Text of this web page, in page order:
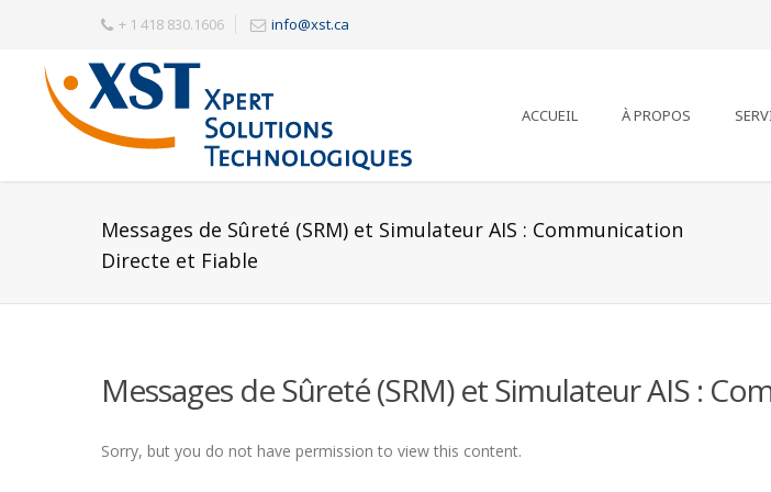
+ 1 418 830.1606 info@xst.ca
ACCUEIL À PROPOS
Messages de Sûreté (SRM) et Simulateur AIS : Communication
Directe et Fiable
Messages de Sûreté (SRM) et Simulateur AIS :
Sorry, but you do not have permission to view this content.